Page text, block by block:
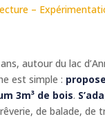
–
autour du lac
est simple :
3m³ de bois.
de balade,